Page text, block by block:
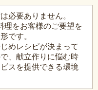
必要ありません。
理をお客様のご要望を
です。
めレシピが決まって
、献立作りに悩む時
スを提供できる環境